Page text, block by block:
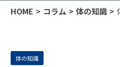
HOME コラム 体の知識
体の知識